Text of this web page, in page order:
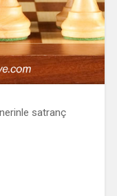
satranç